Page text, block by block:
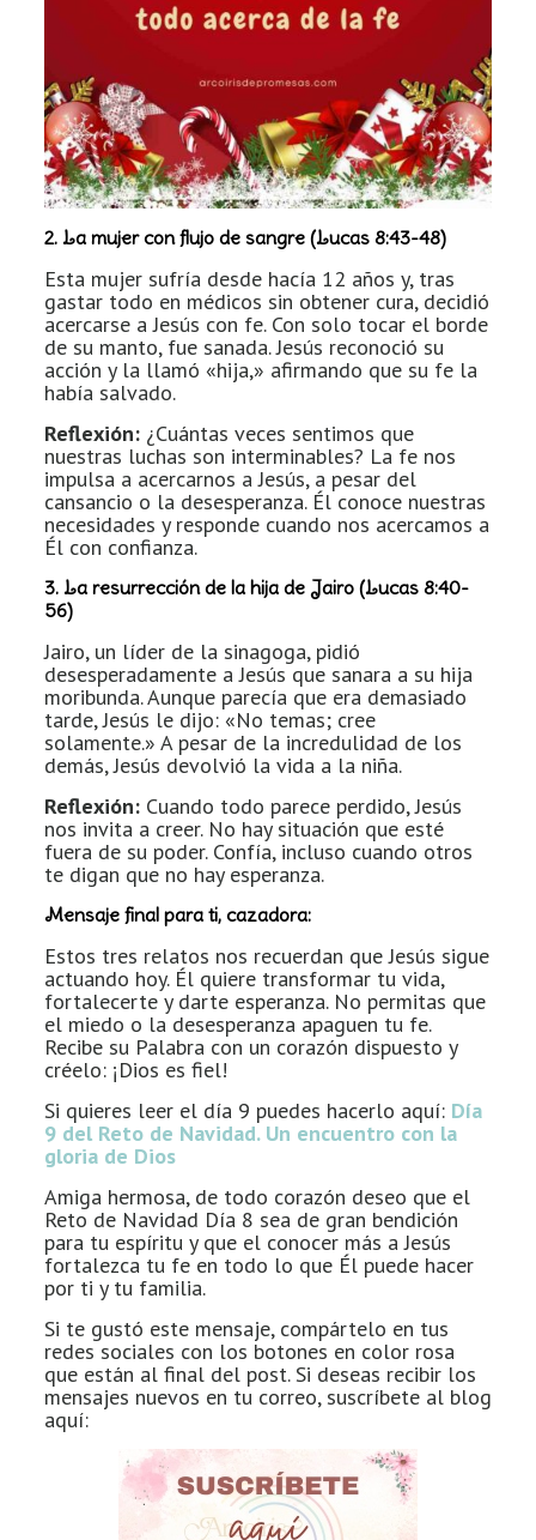
2. La mujer con flujo de sangre (Lucas 8:43-48)
Esta mujer sufría desde hacía 12 años y, tras
gastar todo en médicos sin obtener cura, decidió
acercarse a Jesús con fe. Con solo tocar el borde
de su manto, fue sanada. Jesús reconoció su
acción y la llamó «hija,» afirmando que su fe la
había salvado.
Reflexión:¿Cuántas veces sentimos que
nuestras luchas son interminables? La fe nos
impulsa a acercarnos a Jesús, a pesar del
cansancio o la desesperanza. Él conoce nuestras
necesidades y responde cuando nos acercamos a
Él con confianza.
3. La resurrección de la hija de Jairo (Lucas 8:40-
56)
Jairo, un líder de la sinagoga, pidió
desesperadamente a Jesús que sanara a su hija
moribunda. Aunque parecía que era demasiado
tarde, Jesús le dijo: «No temas; cree
solamente.» A pesar de la incredulidad de los
demás, Jesús devolvió la vida a la niña.
Reflexión:Cuando todo parece perdido, Jesús
nos invita a creer. No hay situación que esté
fuera de su poder. Confía, incluso cuando otros
te digan que no hay esperanza.
Mensaje final para ti, cazadora:
Estos tres relatos nos recuerdan que Jesús sigue
actuando hoy. Él quiere transformar tu vida,
fortalecerte y darte esperanza. No permitas que
el miedo o la desesperanza apaguen tu fe.
Recibe su Palabra con un corazón dispuesto y
créelo: ¡Dios es fiel!
Si quieres leer el día 9 puedes hacerlo aquí: Día
9 del Reto de Navidad. Un encuentro con la
gloria de Dios
Amiga hermosa, de todo corazón deseo que el
Reto de Navidad Día 8 sea de gran bendición
para tu espíritu y que el conocer más a Jesús
fortalezca tu fe en todo lo que Él puede hacer
por ti y tu familia.
Si te gustó este mensaje, compártelo en tus
redes sociales con los botones en color rosa
que están al final del post. Si deseas recibir los
mensajes nuevos en tu correo, suscríbete al blog
aquí: